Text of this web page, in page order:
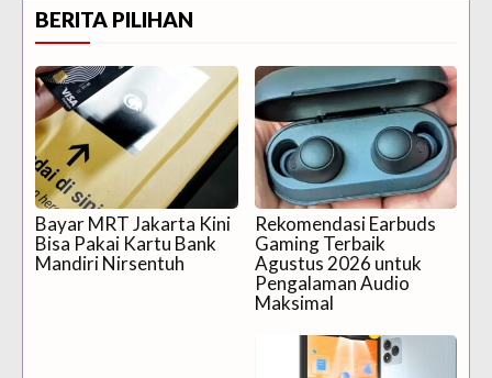
BERITA PILIHAN
Bayar MRT Jakarta Kini
Bisa Pakai Kartu Bank
Mandiri Nirsentuh
Rekomendasi Earbuds
Gaming Terbaik
Agustus 2026 untuk
Pengalaman Audio
Maksimal